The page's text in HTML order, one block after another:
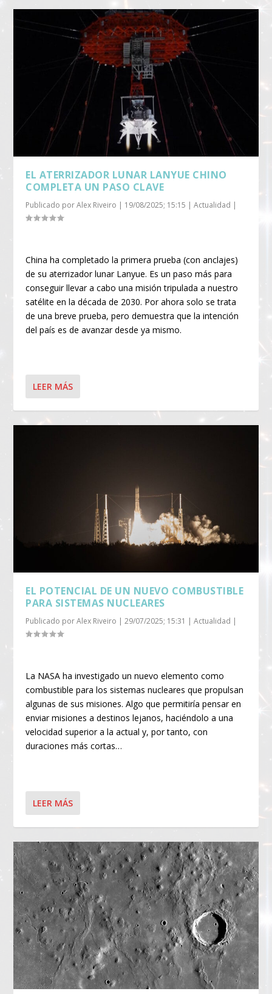
EL ATERRIZADOR LUNAR LANYUE CHINO
COMPLETA UN PASO CLAVE
Publicado porAlex Riveiro | 19/08/2025; 15:15 |Actualidad |
China ha completado la primera prueba (con anclajes)
de su aterrizador lunar Lanyue. Es un paso más para
conseguir llevar a cabo una misión tripulada a nuestro
satélite en la década de 2030. Por ahora solo se trata
de una breve prueba, pero demuestra que la intención
del país es de avanzar desde ya mismo.
LEER MÁS
EL POTENCIAL DE UN NUEVO COMBUSTIBLE
PARA SISTEMAS NUCLEARES
Publicado porAlex Riveiro |29/07/2025; 15:31 |Actualidad |
La NASA ha investigado un nuevo elemento como
combustible para los sistemas nucleares que propulsan
algunas de sus misiones. Algo que permitiría pensar en
enviar misiones a destinos lejanos, haciéndolo a una
velocidad superior a la actual y, por tanto, con
duraciones más cortas…
LEER MÁS